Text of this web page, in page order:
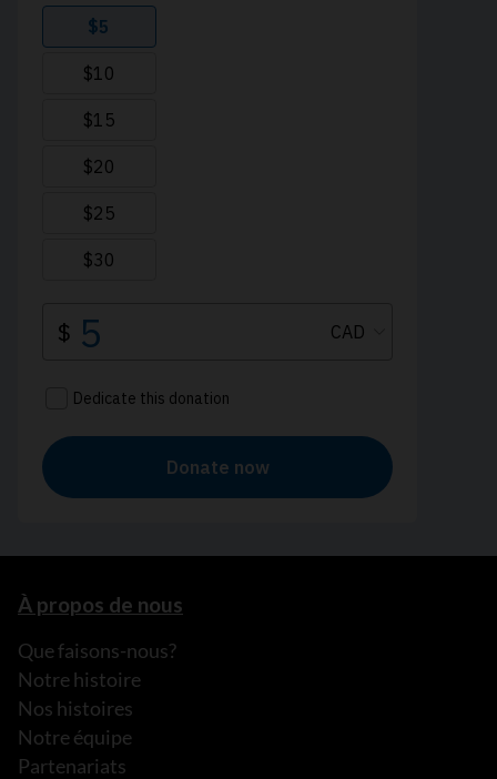
À propos de nous
Que faisons-nous?
Notre histoire
Nos histoires
Notre équipe
Partenariats